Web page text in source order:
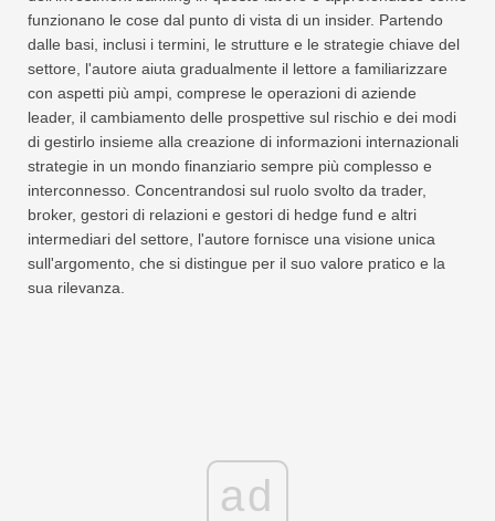
funzionano le cose dal punto di vista di un insider. Partendo
dalle basi, inclusi i termini, le strutture e le strategie chiave del
settore, l'autore aiuta gradualmente il lettore a familiarizzare
con aspetti più ampi, comprese le operazioni di aziende
leader, il cambiamento delle prospettive sul rischio e dei modi
di gestirlo insieme alla creazione di informazioni internazionali
strategie in un mondo finanziario sempre più complesso e
interconnesso. Concentrandosi sul ruolo svolto da trader,
broker, gestori di relazioni e gestori di hedge fund e altri
intermediari del settore, l'autore fornisce una visione unica
sull'argomento, che si distingue per il suo valore pratico e la
sua rilevanza.
ad